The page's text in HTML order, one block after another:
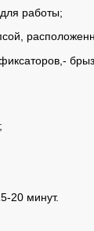
работы;
20 минут.